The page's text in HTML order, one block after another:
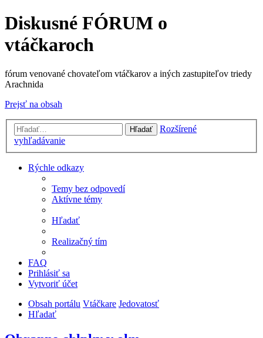
Diskusné FÓRUM o
vtáčkaroch
fórum venované chovateľom vtáčkarov a iných zastupiteľov triedy
Arachnida
Prejsť na obsah
Hľadať
Rozšírené
vyhľadávanie
Rýchle odkazy
Temy bez odpovedí
Aktívne témy
Hľadať
Realizačný tím
FAQ
Prihlásiť sa
Vytvoriť účet
Obsah portálu Vtáčkare Jedovatosť
Hľadať